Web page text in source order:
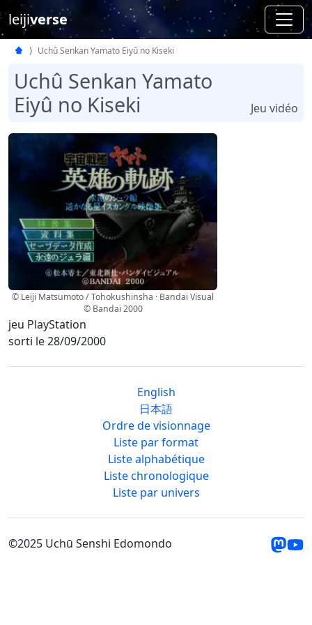
leijiverse
Uchû Senkan Yamato Eiyû no Kiseki
Uchû Senkan Yamato
Eiyû no Kiseki
Jeu vidéo
© Leiji Matsumoto / Tohokushinsha · Bandai Visual
© Bandai 2000
jeu PlayStation
sorti le 28/09/2000
English
日本語
Ordre de visionnage
Liste par format
Liste alphabétique
Liste chronologique
Liste par univers
©2025 Uchū Senshi Edomondo